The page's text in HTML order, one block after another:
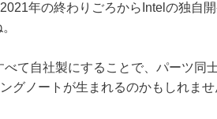
年の終わりごろからIntelの独自
て自社製にすることで、パーツ同
グノートが生まれるのかもしれませ